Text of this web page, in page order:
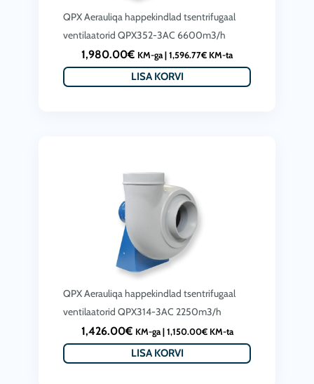
QPX Aerauliqa happekindlad tsentrifugaal
ventilaatorid QPX352-3AC 6600m3/h
1,980.00€ KM-ga | 1,596.77€ KM-ta
LISA KORVI
QPX Aerauliqa happekindlad tsentrifugaal
ventilaatorid QPX314-3AC 2250m3/h
1,426.00€ KM-ga | 1,150.00€KM-ta
LISA KORVI